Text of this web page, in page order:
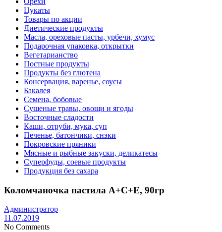
Цукаты
Товары по акции
Диетические продукты
Масла, ореховые пасты, урбечи, хумус
Подарочная упаковка, открытки
Вегетарианство
Постные продукты
Продукты без глютена
Консервация, варенье, соусы
Бакалея
Семена, бобовые
Сушеные травы, овощи и ягоды
Восточные сладости
Каши, отруби, мука, суп
Печенье, батончики, снэки
Покровские пряники
Мясные и рыбные закуски, деликатесы
Суперфуды, соевые продукты
Продукция без сахара
Коломчаночка пастила А+С+Е, 90гр
Администратор
11.07.2019
No Comments